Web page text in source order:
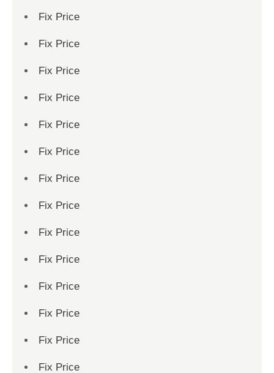
Fix Price
Fix Price
Fix Price
Fix Price
Fix Price
Fix Price
Fix Price
Fix Price
Fix Price
Fix Price
Fix Price
Fix Price
Fix Price
Fix Price